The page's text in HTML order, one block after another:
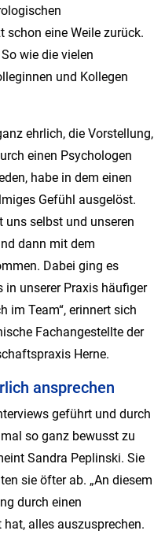
schon eine Weile zurück.
wie die vielen
und Kollegen
ehrlich, die Vorstellung,
einen Psychologen
habe in dem einen
Gefühl ausgelöst.
uns selbst und unseren
dann mit dem
Dabei ging es
in unserer Praxis häufiger
im Team“, erinnert sich
Fachangestellte der
Herne.
ansprechen
geführt und durch
so ganz bewusst zu
Sandra Peplinski. Sie
sie öfter ab. „An diesem
durch einen
alles auszusprechen.